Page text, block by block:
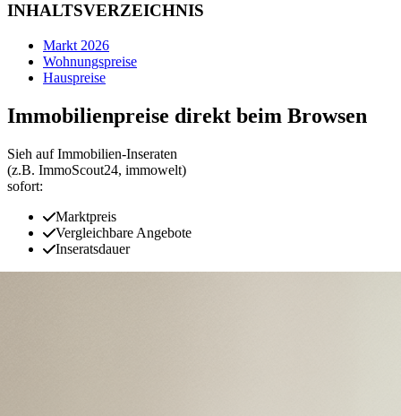
INHALTSVERZEICHNIS
Markt 2026
Wohnungspreise
Hauspreise
Immobilienpreise direkt beim Browsen
Sieh auf Immobilien‑Inseraten
(z.B. ImmoScout24, immowelt)
sofort:
Marktpreis
Vergleichbare Angebote
Inseratsdauer